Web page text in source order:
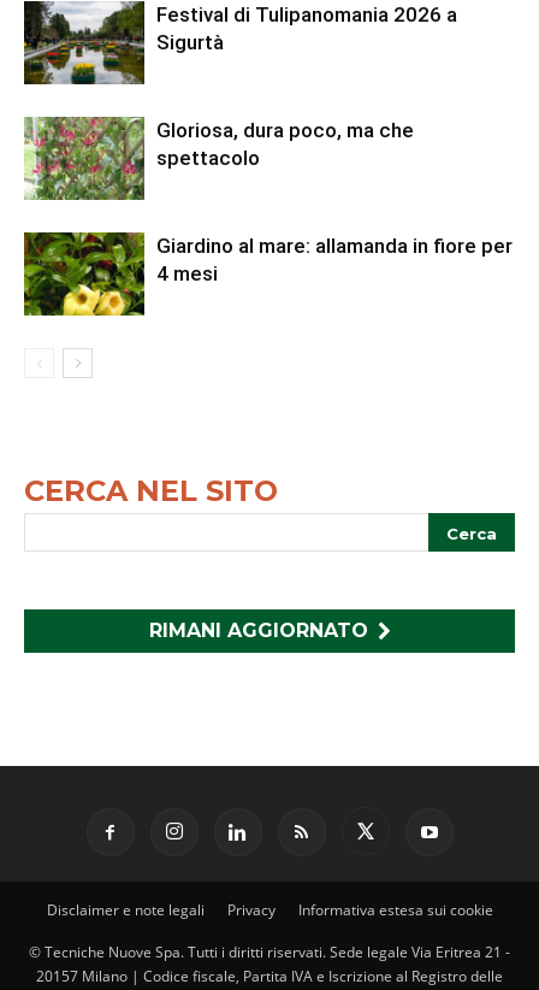
Festival di Tulipanomania 2026 a
Sigurtà
Gloriosa, dura poco, ma che
spettacolo
Giardino al mare: allamanda in fiore per
4 mesi
CERCA NEL SITO
RIMANI AGGIORNATO
Disclaimer e note legali Privacy Informativa estesa sui cookie
© Tecniche Nuove Spa. Tutti i diritti riservati. Sede legale Via Eritrea 21 -
20157 Milano | Codice fiscale, Partita IVA e Iscrizione al Registro delle